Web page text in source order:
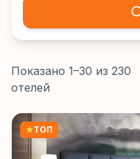
Показано 1–30 из 230
отелей
★ТОП